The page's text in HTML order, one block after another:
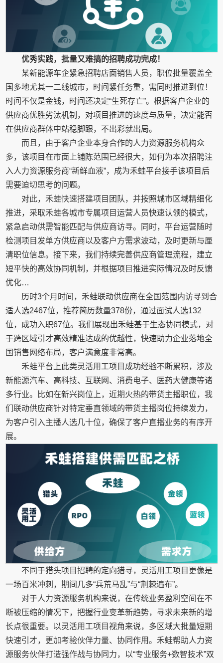
优秀实践，批量又难搞的招聘成功完成！
某新能源车企紧急招聘店面销售人员，职位批量覆盖全
国多地尤其一二线城市，时间紧任务重，需同时推进到位！
时间不仅是金钱，时间还决定“生死存亡”。根据客户企业的
供应商优胜劣汰机制，对项目推进的速度与质量，决定能否
在供应商群体中站稳脚跟，不出彩就出局。
而且，由于客户企业本身合作的人力资源服务机构众
多，该项目在市面上铺陈范围已经很大，如何为本次招聘注
入人力资源服务商“新鲜血液”，成为禾蛙平台接手该项目后
需要迫切思考的问题。
对此，禾蛙快速搭建项目团队，并按照城市区域精细化
推进，采取禾蛙各城市专属项目运营人员快速认领的模式，
紧急启动供需智能匹配与供应商访寻。同时，平台运营随时
检测项目发单方供应商以及客户方需求波动，及时更新与厘
清职位信息。接下来，我们持续完善供应商管理流程，建立
短平快的高效协同机制，并根据项目推进实际情况及时反馈
优化…
历时3个月时间，禾蛙联动供应商在全国范围内访寻到合
适人选2467位，推荐简历数量378份，通过面试人选132
位，成功入职67位。我们展现出禾蛙基于生态协同模式，对
于跨区域引才高效精准达成的优越性，快速助力企业落地全
国销售网络布局，客户满意度非常高。
禾蛙平台上此类灵活用工项目成功经验不断累积，涉及
新能源汽车、高科技、互联网、消费电子、医药大健康等诸
多行业。比如在新兴岗位上，近期火热的带货主播职位，我
们联动供应商针对特定垂直领域的带货主播岗位持续发力，
为客户引入主播人选几十位，确保了客户直播业务的有序开
展。
不同于猎头项目招聘的定向猎寻，灵活用工项目更像是
一场百米冲刺，期间几多“兵荒马乱”与“荆棘遍布”。
对于人力资源服务机构来说，在传统业务盈利空间在不
断被压缩的情况下，把握行业变革新趋势，寻求未来新的增
长点很重要。以灵活用工项目视角来说，多区域大批量短期
快速引才，更加考验伙伴力量、协同作用。禾蛙帮助人力资
源服务伙伴打造强作战与协同力，以“专业服务+数智技术”双